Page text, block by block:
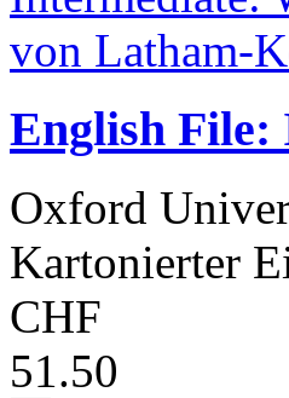
English File:
Oxford
Kartonierter
CHF
51.50